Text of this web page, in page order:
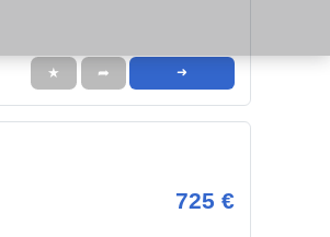
★ ➦ ➜
725 €